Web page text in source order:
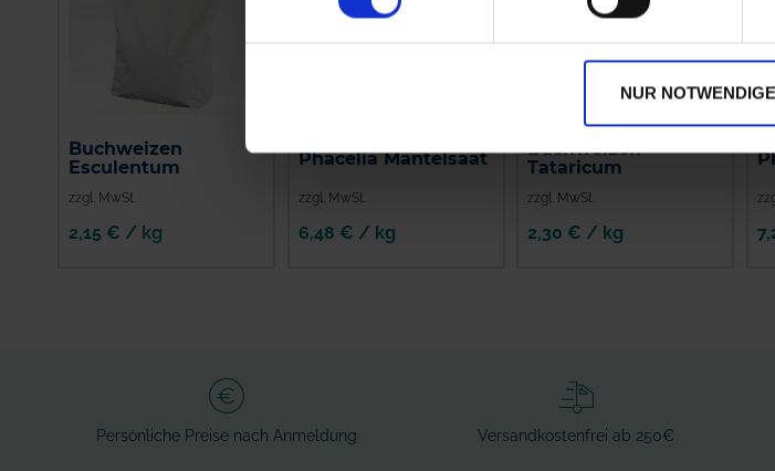
NUR
Buchweizen
Esculentum
zzgl. MwSt.
2,15 € / kg
Phacelia Mantelsaat
zzgl. MwSt.
6,48 € / kg
Buchweizen
Tataricum
zzgl. MwSt.
2,30 € / kg
Persönliche Preise nach Anmeldung Versandkostenfrei ab 250€